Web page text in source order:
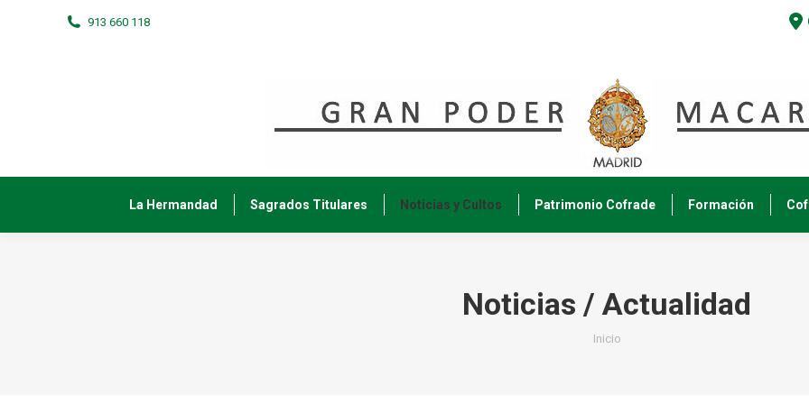
913 660 118
La Hermandad Sagrados Titulares Noticias y Cultos Patrimonio Cofrade Formación
Noticias / Actualidad
Estás aquí:
Inicio